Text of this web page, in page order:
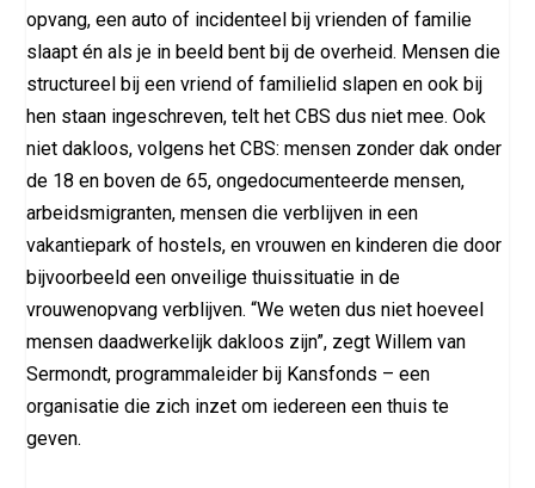
opvang, een auto of incidenteel bij vrienden of familie
slaapt én als je in beeld bent bij de overheid. Mensen die
structureel bij een vriend of familielid slapen en ook bij
hen staan ingeschreven, telt het CBS dus niet mee. Ook
niet dakloos, volgens het CBS: mensen zonder dak onder
de 18 en boven de 65, ongedocumenteerde mensen,
arbeidsmigranten, mensen die verblijven in een
vakantiepark of hostels, en vrouwen en kinderen die door
bijvoorbeeld een onveilige thuissituatie in de
vrouwenopvang verblijven. “We weten dus niet hoeveel
mensen daadwerkelijk dakloos zijn”, zegt Willem van
Sermondt, programmaleider bij Kansfonds – een
organisatie die zich inzet om iedereen een thuis te
geven.